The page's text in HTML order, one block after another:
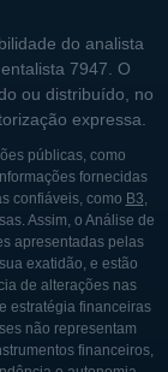
do analista
7947. O
ou distribuído, no
expressa.
públicas, como
fornecidas
confiáveis, como B3,
Assim, o Análise de
apresentadas pelas
exatidão, e estão
de alterações nas
estratégia financeiras
não representam
financeiros,